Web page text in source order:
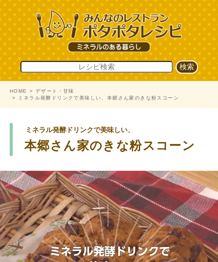
HOME
デザート・甘味
ミネラル発酵ドリンクで美味しい、本郷さん家のきな粉スコーン
ミネラル発酵ドリンクで美味しい、
本郷さん家のきな粉スコーン